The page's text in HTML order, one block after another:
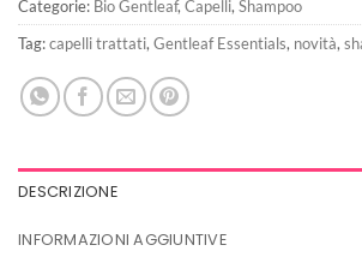
Categorie: Bio Gentleaf, Capelli, Shampoo
Tag:capelli trattati, Gentleaf Essentials, novità,
DESCRIZIONE
INFORMAZIONI AGGIUNTIVE